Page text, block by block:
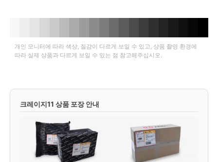
개인 모니터에 따라 색상, 질감이 다르게 보일 수 있고, 상품 촬영 환경에
따라 실제 상품과 다르게 보일 수 있는 점 참고해주십시오.
크레이지11 상품 포장 안내